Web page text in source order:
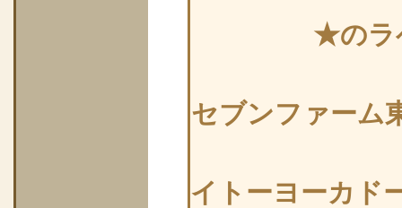
★のラ
セブンファーム
イトーヨーカド